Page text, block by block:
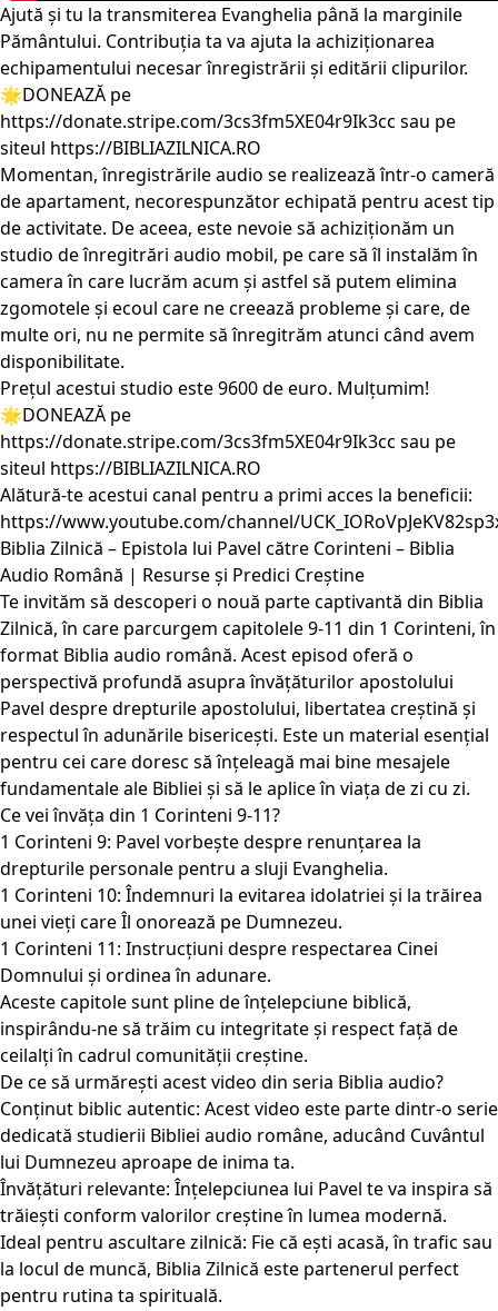
Ajută și tu la transmiterea Evanghelia până la marginile
Pământului. Contribuția ta va ajuta la achiziționarea
echipamentului necesar înregistrării și editării clipurilor.
🌟DONEAZĂ pe
https://donate.stripe.com/3cs3fm5XE04r9Ik3cc sau pe
siteul https://BIBLIAZILNICA.RO
Momentan, înregistrările audio se realizează într-o cameră
de apartament, necorespunzător echipată pentru acest tip
de activitate. De aceea, este nevoie să achiziționăm un
studio de înregitrări audio mobil, pe care să îl instalăm în
camera în care lucrăm acum și astfel să putem elimina
zgomotele și ecoul care ne creează probleme și care, de
multe ori, nu ne permite să înregitrăm atunci când avem
disponibilitate.
Prețul acestui studio este 9600 de euro. Mulțumim!
🌟DONEAZĂ pe
https://donate.stripe.com/3cs3fm5XE04r9Ik3cc sau pe
siteul https://BIBLIAZILNICA.RO
Alătură-te acestui canal pentru a primi acces la beneficii:
https://www.youtube.com/channel/
Biblia Zilnică – Epistola lui Pavel către Corinteni – Biblia
Audio Română | Resurse și Predici Creștine
Te invităm să descoperi o nouă parte captivantă din Biblia
Zilnică, în care parcurgem capitolele 9-11 din 1 Corinteni, în
format Biblia audio română. Acest episod oferă o
perspectivă profundă asupra învățăturilor apostolului
Pavel despre drepturile apostolului, libertatea creștină și
respectul în adunările bisericești. Este un material esențial
pentru cei care doresc să înțeleagă mai bine mesajele
fundamentale ale Bibliei și să le aplice în viața de zi cu zi.
Ce vei învăța din 1 Corinteni 9-11?
1 Corinteni 9: Pavel vorbește despre renunțarea la
drepturile personale pentru a sluji Evanghelia.
1 Corinteni 10: Îndemnuri la evitarea idolatriei și la trăirea
unei vieți care Îl onorează pe Dumnezeu.
1 Corinteni 11: Instrucțiuni despre respectarea Cinei
Domnului și ordinea în adunare.
Aceste capitole sunt pline de înțelepciune biblică,
inspirându-ne să trăim cu integritate și respect față de
ceilalți în cadrul comunității creștine.
De ce să urmărești acest video din seria Biblia audio?
Conținut biblic autentic: Acest video este parte dintr-o serie
dedicată studierii Bibliei audio române, aducând Cuvântul
lui Dumnezeu aproape de inima ta.
Învățături relevante: Înțelepciunea lui Pavel te va inspira să
trăiești conform valorilor creștine în lumea modernă.
Ideal pentru ascultare zilnică: Fie că ești acasă, în trafic sau
la locul de muncă, Biblia Zilnică este partenerul perfect
pentru rutina ta spirituală.